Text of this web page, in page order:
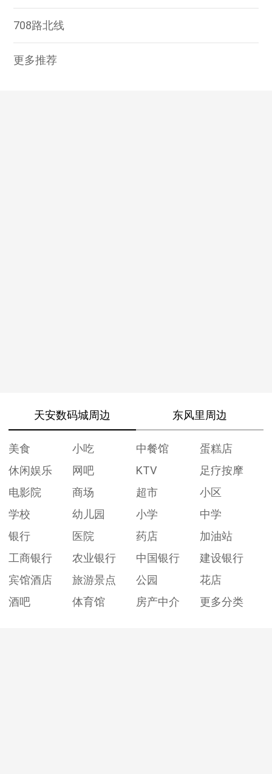
708路北线
更多推荐
天安数码城周边 东风里周边
美食 小吃 中餐馆
蛋糕店
休闲娱乐
网吧 KTV
足疗按摩
电影院
商场 超市
小区
学校
幼儿园 小学
中学
银行
医院 药店
加油站
工商银行
农业银行 中国银行
建设银行
宾馆酒店
旅游景点 公园
花店
酒吧
体育馆 房产中介 更多分类